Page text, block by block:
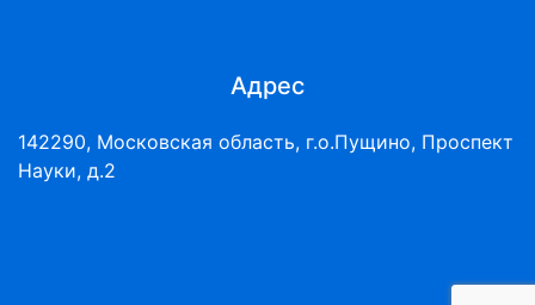
Адрес
142290, Московская область, г.о.Пущино, Проспект
Науки, д.2